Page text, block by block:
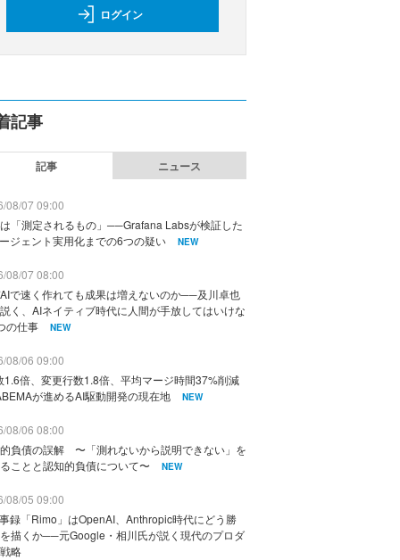
ログイン
記事
記事 ニュース
08/07 09:00
「測定されるもの」──Grafana Labsが検証した
ジェント実用化までの6つの疑い
NEW
08/07 08:00
で速く作れても成果は増えないのか──及川卓也
く、AIネイティブ時代に人間が手放してはいけな
の仕事
NEW
08/06 09:00
1.6倍、変更行数1.8倍、平均マージ時間37%削減
が進めるAI駆動開発の現在地
NEW
08/06 08:00
負債の誤解 〜「測れないから説明できない」を
ことと認知的負債について〜
NEW
08/05 09:00
録「Rimo」はOpenAI、Anthropic時代にどう勝
描くか──元Google・相川氏が説く現代のプロダ
略